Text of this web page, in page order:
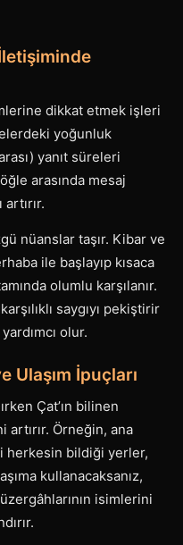
dikkat etmek işleri
yoğunluk
yanıt süreleri
arasında mesaj
nüanslar taşır. Kibar ve
ile başlayıp kısaca
olumlu karşılanır.
saygıyı pekiştirir
olur.
Ulaşım İpuçları
Çat’ın bilinen
artırır. Örneğin, ana
herkesin bildiği yerler,
kullanacaksanız,
isimlerini